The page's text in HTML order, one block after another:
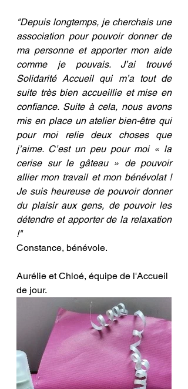
"Depuis longtemps, je cherchais une
association pour pouvoir donner de
ma personne et apporter mon aide
comme je pouvais. J’ai trouvé
Solidarité Accueil qui m’a tout de
suite très bien accueillie et mise en
confiance. Suite à cela, nous avons
mis en place un atelier bien-être qui
pour moi relie deux choses que
j’aime. C’est un peu pour moi « la
cerise sur le gâteau » de pouvoir
allier mon travail et mon bénévolat !
Je suis heureuse de pouvoir donner
du plaisir aux gens, de pouvoir les
détendre et apporter de la relaxation
!"
Constance, bénévole.
Aurélie et Chloé, équipe de l'Accueil
de jour.